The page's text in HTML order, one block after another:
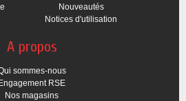
Nouveautés
Notices d'utilisation
A propos
sommes-nous
Engagement RSE
Nos magasins